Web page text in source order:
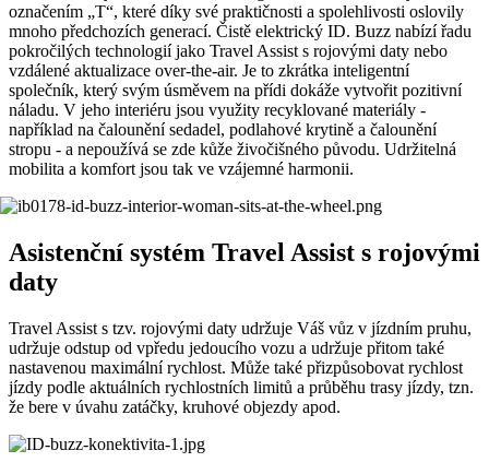
označením „T“, které díky své praktičnosti a spolehlivosti oslovily
mnoho předchozích generací. Čistě elektrický ID. Buzz nabízí řadu
pokročilých technologií jako Travel Assist s rojovými daty nebo
vzdálené aktualizace over-the-air. Je to zkrátka inteligentní
společník, který svým úsměvem na přídi dokáže vytvořit pozitivní
náladu. V jeho interiéru jsou využity recyklované materiály -
například na čalounění sedadel, podlahové krytině a čalounění
stropu - a nepoužívá se zde kůže živočišného původu. Udržitelná
mobilita a komfort jsou tak ve vzájemné harmonii.
Asistenční systém Travel Assist s rojovými
daty
Travel Assist s tzv. rojovými daty udržuje Váš vůz v jízdním pruhu,
udržuje odstup od vpředu jedoucího vozu a udržuje přitom také
nastavenou maximální rychlost. Může také přizpůsobovat rychlost
jízdy podle aktuálních rychlostních limitů a průběhu trasy jízdy, tzn.
že bere v úvahu zatáčky, kruhové objezdy apod.